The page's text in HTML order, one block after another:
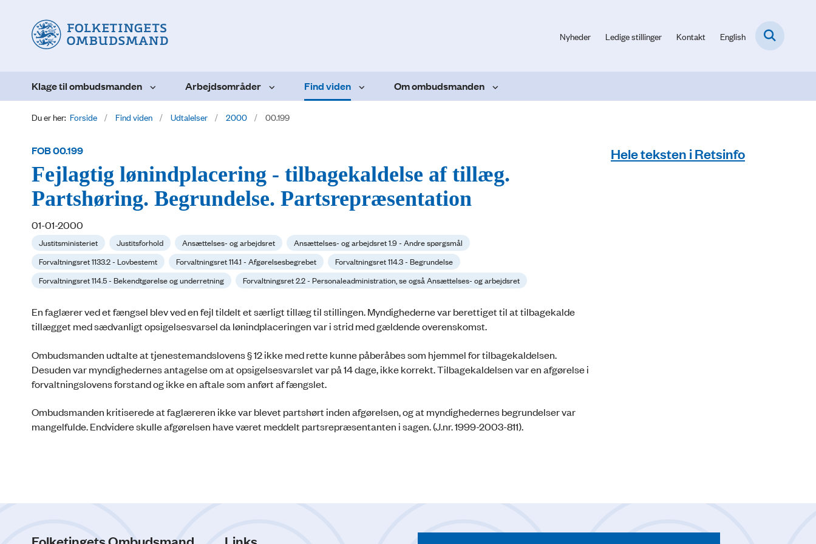
Nyheder Ledige stillinger Kontakt English
Klage til ombudsmanden Arbejdsområder Find viden Om ombudsmanden
Du er her: Forside Find viden Udtalelser 2000 00.199
FOB 00.199
Fejlagtig lønindplacering - tilbagekaldelse af tillæg.
Partshøring. Begrundelse. Partsrepræsentation
01-01-2000
Justitsministeriet Justitsforhold Ansættelses- og arbejdsret
Ansættelses- og arbejdsret 1.9 - Andre spørgsmål
Forvaltningsret 1133.2 - Lovbestemt
Forvaltningsret 114.1 - Afgørelsesbegrebet
Forvaltningsret 114.3 - Begrundelse
Forvaltningsret 114.5 - Bekendtgørelse og underretning
Forvaltningsret 2.2 - Personaleadministration, se også Ansættelses- og arbejdsret
En faglærer ved et fængsel blev ved en fejl tildelt et særligt tillæg til stillingen. Myndighederne var berettiget til at tilbagekalde
tillægget med sædvanligt opsigelsesvarsel da lønindplaceringen var i strid med gældende overenskomst.
Ombudsmanden udtalte at tjenestemandslovens § 12 ikke med rette kunne påberåbes som hjemmel for tilbagekaldelsen.
Desuden var myndighedernes antagelse om at opsigelsesvarslet var på 14 dage, ikke korrekt. Tilbagekaldelsen var en afgørelse i
forvaltningslovens forstand og ikke en aftale som anført af fængslet.
Ombudsmanden kritiserede at faglæreren ikke var blevet partshørt inden afgørelsen, og at myndighedernes begrundelser var
mangelfulde. Endvidere skulle afgørelsen have været meddelt partsrepræsentanten i sagen. (J.nr. 1999-2003-811).
Hele teksten i Retsinfo